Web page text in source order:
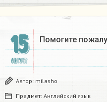
15
АВГУСТ
Помогите
Автор: milasho
Предмет: Английский язык